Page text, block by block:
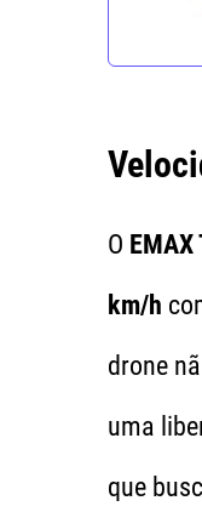
O
km/h
drone
uma
que